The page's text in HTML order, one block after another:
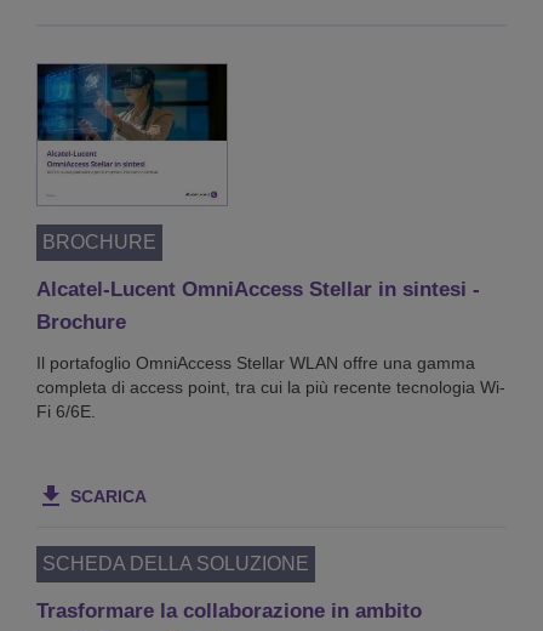
Nurse Digital Workplace: nurses painpoints
8/8
BROCHURE
Alcatel-Lucent OmniAccess Stellar in sintesi -
Brochure
Il portafoglio OmniAccess Stellar WLAN offre una gamma
completa di access point, tra cui la più recente tecnologia Wi-
Fi 6/6E.
SCARICA
SCHEDA DELLA SOLUZIONE
Trasformare la collaborazione in ambito